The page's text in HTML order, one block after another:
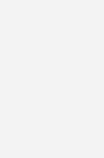
eine Basis für die
IFH/Intherm findet vom